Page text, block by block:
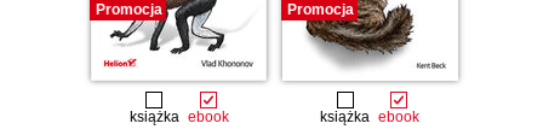
Promocja
książka ebook
Promocja
książka ebook